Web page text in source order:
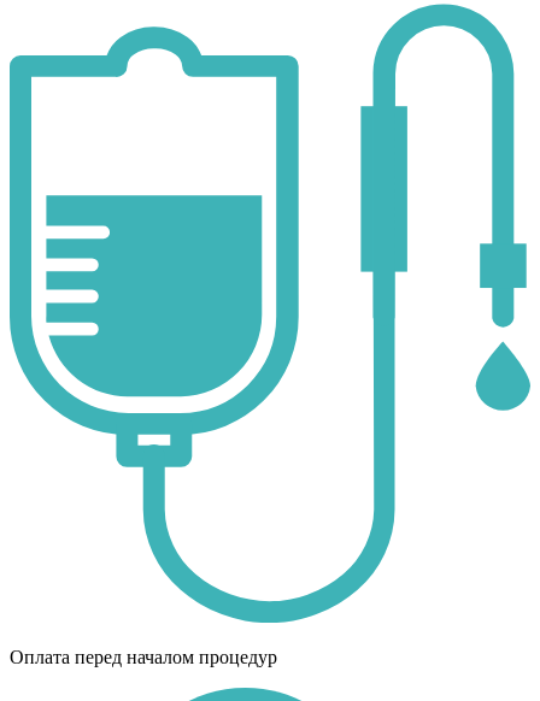
Оплата перед началом процедур